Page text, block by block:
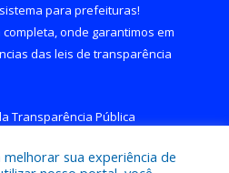
sistema para prefeituras!
completa, onde garantimos em
das leis de transparência
Transparência Pública
sua experiência de